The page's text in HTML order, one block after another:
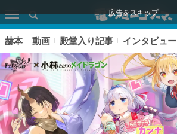
広告をスキップ
赫本 動画 殿堂入り記事 インタビュー